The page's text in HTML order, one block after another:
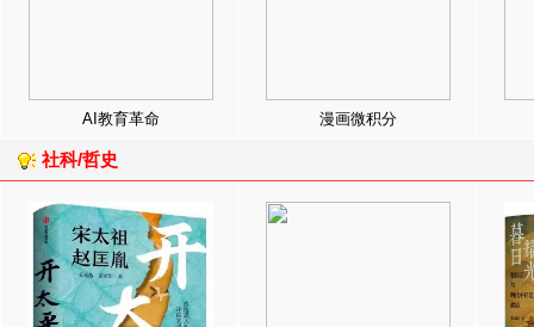
AI教育革命 漫画微积分
社科/哲史